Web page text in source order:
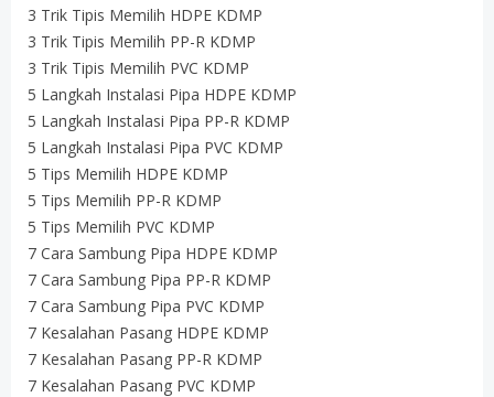
3 Trik Tipis Memilih HDPE KDMP
3 Trik Tipis Memilih PP-R KDMP
3 Trik Tipis Memilih PVC KDMP
5 Langkah Instalasi Pipa HDPE KDMP
5 Langkah Instalasi Pipa PP-R KDMP
5 Langkah Instalasi Pipa PVC KDMP
5 Tips Memilih HDPE KDMP
5 Tips Memilih PP-R KDMP
5 Tips Memilih PVC KDMP
7 Cara Sambung Pipa HDPE KDMP
7 Cara Sambung Pipa PP-R KDMP
7 Cara Sambung Pipa PVC KDMP
7 Kesalahan Pasang HDPE KDMP
7 Kesalahan Pasang PP-R KDMP
7 Kesalahan Pasang PVC KDMP